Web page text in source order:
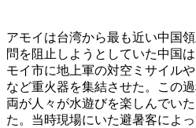
アモイは台湾から最も近い中国
問を阻止しようとしていた中国
モイ市に地上軍の対空ミサイル
など重火器を集結させた。この
両が人々が水遊びを楽しんでい
た。当時現場にいた避暑客によ